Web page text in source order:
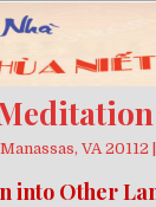
VA 20112
into Other